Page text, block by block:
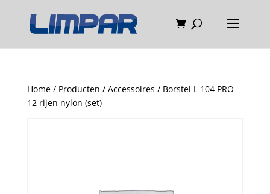
Home/ Producten / Accessoires / Borstel L 104 PRO
12 rijen nylon (set)